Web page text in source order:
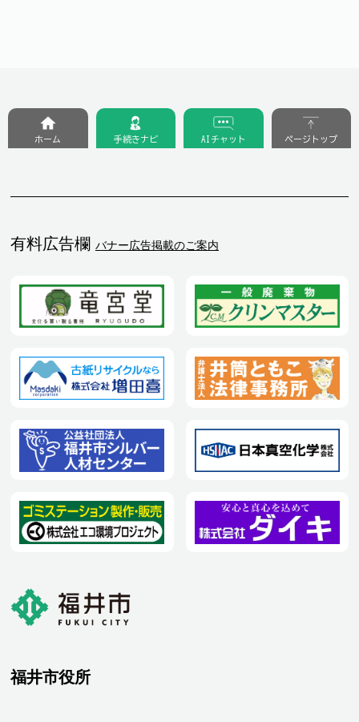
有料広告欄 バナー広告掲載のご案内
ホーム 手続きナビ AIチャット ページトップ
福井市役所